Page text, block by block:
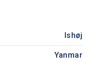
Ishøj
Yanmar